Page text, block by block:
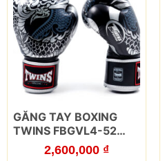
trên
trang
GĂNG TAY BOXING
TWINS FBGVL4-52
NAGAS SILVER/BLACK
2,600,000 ₫
Sản
phẩm
có